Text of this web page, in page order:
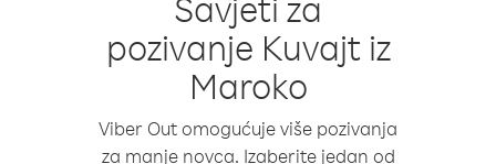
pozivanje Kuvajt iz
Maroko
Viber Out omogućuje više pozivanja
za manje novca. Izaberite jedan od